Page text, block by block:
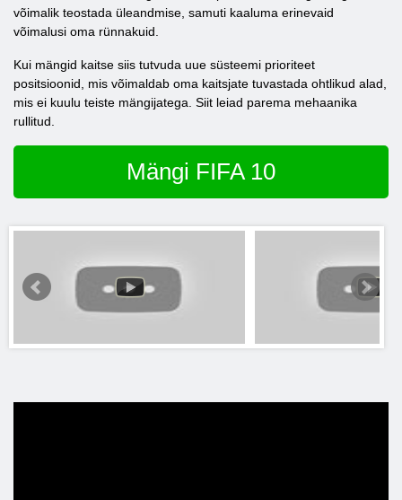
võimalik teostada üleandmise, samuti kaaluma erinevaid
võimalusi oma rünnakuid.
Kui mängid kaitse siis tutvuda uue süsteemi prioriteet
positsioonid, mis võimaldab oma kaitsjate tuvastada ohtlikud alad,
mis ei kuulu teiste mängijatega. Siit leiad parema mehaanika
rullitud.
Mängi FIFA 10